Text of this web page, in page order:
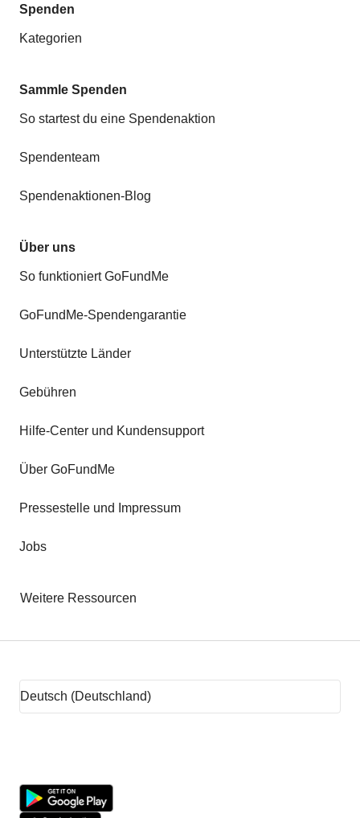
Spenden
Kategorien
Sammle Spenden
So startest du eine Spendenaktion
Spendenteam
Spendenaktionen-Blog
Über uns
So funktioniert GoFundMe
GoFundMe-Spendengarantie
Unterstützte Länder
Gebühren
Hilfe-Center und Kundensupport
Über GoFundMe
Pressestelle und Impressum
Jobs
Weitere Ressourcen
Unterstützung für Mietkosten
Was ist Crowdfunding?